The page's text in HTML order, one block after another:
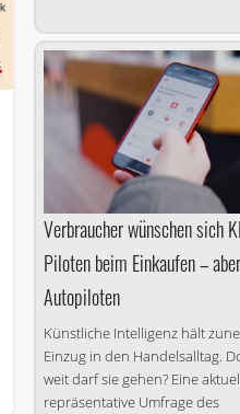
Verbraucher wünschen sich
Piloten beim Einkaufen –
Autopiloten
Künstliche Intelligenz hält
Einzug in den Handelsalltag.
weit darf sie gehen? Eine
repräsentative Umfrage des